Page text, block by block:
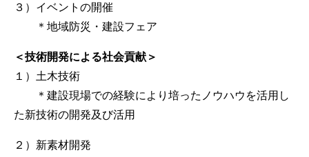
３）イベントの開催
＊地域防災・建設フェア
＜技術開発による社会貢献＞
１）土木技術
＊建設現場での経験により培ったノウハウを活用し
た新技術の開発及び活用
２）新素材開発